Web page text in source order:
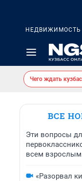
НЕДВИЖИМОСТЬ
Чего ждать
ВСЕ
Эти вопросы
всем
«Разорвал